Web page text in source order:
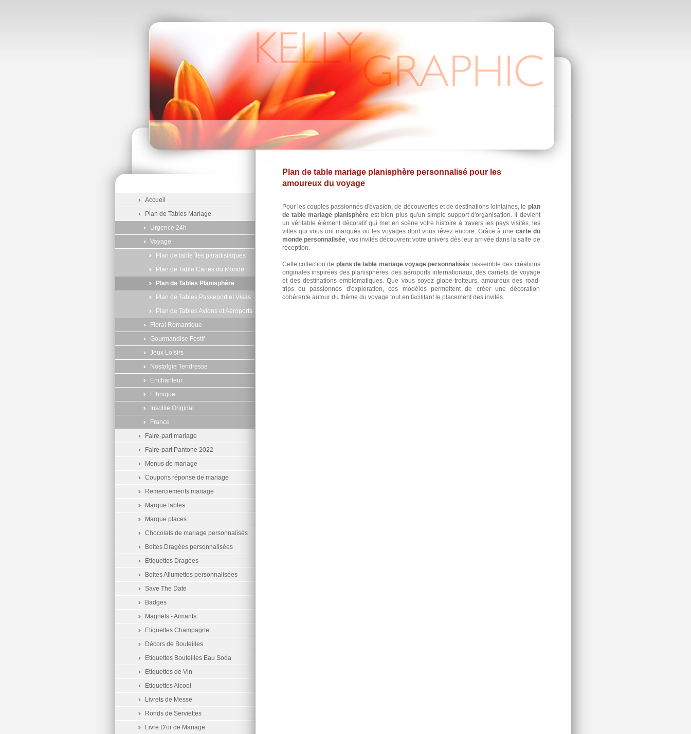
Plan de table mariage planisphère personnalisé pour les
amoureux du voyage
Pour les couples passionnés d'évasion, de découvertes et de destinations lointaines, le plan
de table mariage planisphère est bien plus qu'un simple support d'organisation. Il devient
un véritable élément décoratif qui met en scène votre histoire à travers les pays visités, les
villes qui vous ont marqués ou les voyages dont vous rêvez encore. Grâce à une carte du
monde personnalisée, vos invités découvrent votre univers dès leur arrivée dans la salle de
réception.
Cette collection de plans de table mariage voyage personnalisés rassemble des créations
originales inspirées des planisphères, des aéroports internationaux, des carnets de voyage
et des destinations emblématiques. Que vous soyez globe-trotteurs, amoureux des road-
trips ou passionnés d'exploration, ces modèles permettent de créer une décoration
cohérente autour du thème du voyage tout en facilitant le placement des invités.
Accueil
Plan de Tables Mariage
Urgence 24h
Voyage
Plan de table îles paradisiaques
Plan de Table Cartes du Monde
Plan de Tables Planisphère
Plan de Tables Passeport et Visas
Plan de Tables Avions et Aéroports
Floral Romantique
Gourmandise Festif
Jeux Loisirs
Nostalgie Tendresse
Enchanteur
Ethnique
Insolite Original
France
Faire-part mariage
Faire-part Pantone 2022
Menus de mariage
Coupons réponse de mariage
Remerciements mariage
Marque tables
Marque places
Chocolats de mariage personnalisés
Boites Dragées personnalisées
Etiquettes Dragées
Boites Allumettes personnalisées
Save The Date
Badges
Magnets - Aimants
Etiquettes Champagne
Décors de Bouteilles
Etiquettes Bouteilles Eau Soda
Etiquettes de Vin
Etiquettes Alcool
Livrets de Messe
Ronds de Serviettes
Livre D'or de Mariage